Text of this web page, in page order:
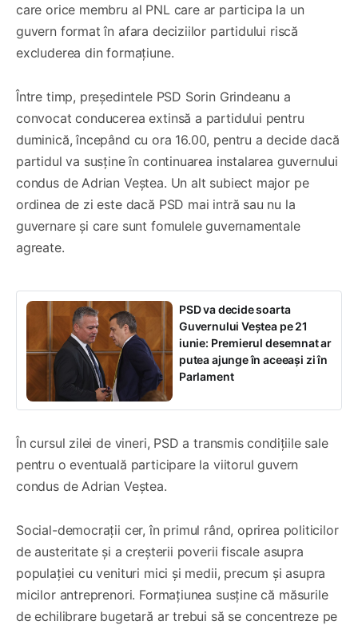
care orice membru al PNL care ar participa la un
guvern format în afara deciziilor partidului riscă
excluderea din formațiune.
Între timp, președintele PSD Sorin Grindeanu a
convocat conducerea extinsă a partidului pentru
duminică, începând cu ora 16.00, pentru a decide dacă
partidul va susține în continuarea instalarea guvernului
condus de Adrian Veștea. Un alt subiect major pe
ordinea de zi este dacă PSD mai intră sau nu la
guvernare și care sunt fomulele guvernamentale
agreate.
PSD va decide soarta
Guvernului Veștea pe 21
iunie: Premierul desemnat ar
putea ajunge în aceeași zi în
Parlament
În cursul zilei de vineri, PSD a transmis condițiile sale
pentru o eventuală participare la viitorul guvern
condus de Adrian Veștea.
Social-democrații cer, în primul rând, oprirea politicilor
de austeritate și a creșterii poverii fiscale asupra
populației cu venituri mici și medii, precum și asupra
micilor antreprenori. Formațiunea susține că măsurile
de echilibrare bugetară ar trebui să se concentreze pe